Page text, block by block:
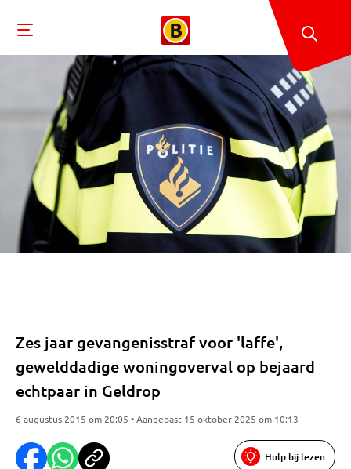
Zes jaar gevangenisstraf voor 'laffe',
gewelddadige woningoverval op bejaard
echtpaar in Geldrop
6 augustus 2015 om 20:05 • Aangepast 15 oktober 2025 om 10:13
Hulp bij lezen